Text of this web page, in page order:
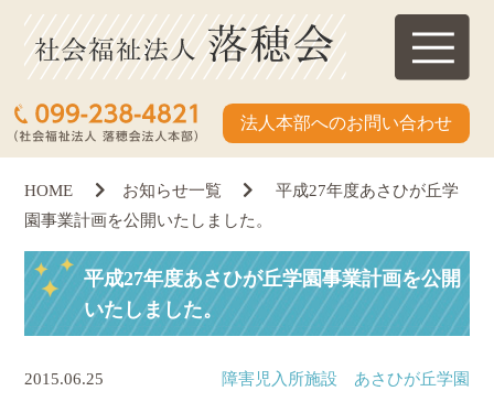
法人本部へのお問い合わせ
HOME お知らせ一覧
平成27年度あさひが丘学
園事業計画を公開いたしました。
平成27年度あさひが丘学園事業計画を公開
いたしました。
障害児入所施設 あさひが丘学園
2015.06.25